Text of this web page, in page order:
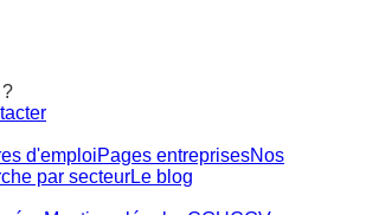
d'emploiPages entreprisesNos
par secteurLe blog